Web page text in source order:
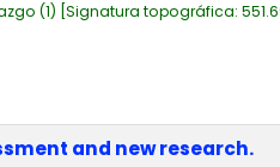
(1) Signatura topográfica:
and new research.